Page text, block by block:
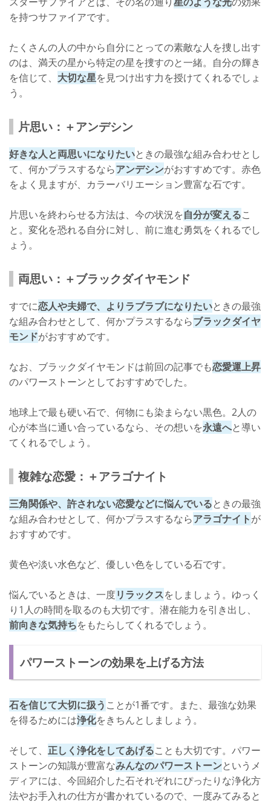
を持つサファイアです。
たくさんの人の中から自分にとっての素敵な人を捜し出す
のは、満天の星から特定の星を捜すのと一緒。自分の輝き
を信じて、 大切な星を見つけ出す力を授けてくれるでしょ
う。
片思い：＋アンデシン
好きな人と両思いになりたいときの最強な組み合わせとし
て、何かプラスするならアンデシンがおすすめです。赤色
をよく見ますが、カラーバリエーション豊富な石です。
片思いを終わらせる方法は、今の状況を自分が変えるこ
と。変化を恐れる自分に対し、前に進む勇気をくれるでし
ょう。
両思い：＋ブラックダイヤモンド
すでに恋人や夫婦で、よりラブラブになりたいときの最強
な組み合わせとして、何かプラスするならブラックダイヤ
モンドがおすすめです。
なお、ブラックダイヤモンドは前回の記事でも恋愛運上昇
のパワーストーンとしておすすめでした。
地球上で最も硬い石で、何物にも染まらない黒色。2人の
心が本当に通い合っているなら、その想いを永遠へと導い
てくれるでしょう。
複雑な恋愛：＋アラゴナイト
三角関係や、許されない恋愛などに悩んでいるときの最強
な組み合わせとして、何かプラスするならアラゴナイトが
おすすめです。
黄色や淡い水色など、優しい色をしている石です。
悩んでいるときは、一度リラックスをしましょう。ゆっく
り1人の時間を取るのも大切です。潜在能力を引き出し、
前向きな気持ちをもたらしてくれるでしょう。
パワーストーンの効果を上げる方法
石を信じて大切に扱う ことが1番です。また、最強な効果
を得るためには浄化をきちんとしましょう。
そして、 正しく浄化をしてあげることも大切です。パワー
ストーンの知識が豊富なみんなのパワーストーンというメ
ディアには、今回紹介した石それぞれにぴったりな浄化方
法やお手入れの仕方が書かれているので、一度みてみると